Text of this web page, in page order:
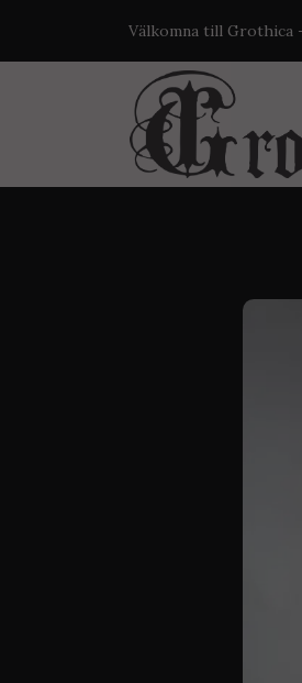
Välkomna till Grothica